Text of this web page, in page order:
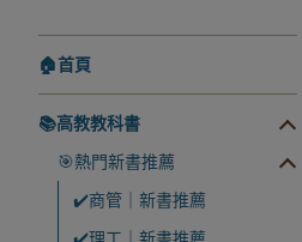
🏠首頁
📚高教教科書
🎯熱門新書推薦
✔️商管｜新書推薦
✔️理工｜新書推薦